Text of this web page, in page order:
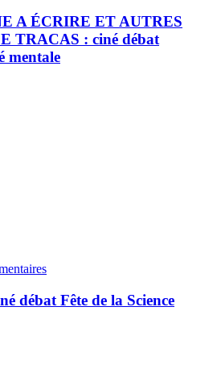
A ÉCRIRE ET AUTRES
TRACAS : ciné débat
mentale
débat Fête de la Science